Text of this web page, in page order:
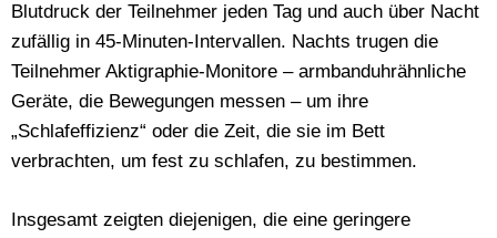
Blutdruck der Teilnehmer jeden Tag und auch über Nacht
zufällig in 45-Minuten-Intervallen. Nachts trugen die
Teilnehmer Aktigraphie-Monitore – armbanduhrähnliche
Geräte, die Bewegungen messen – um ihre
„Schlafeffizienz“ oder die Zeit, die sie im Bett
verbrachten, um fest zu schlafen, zu bestimmen.
Insgesamt zeigten diejenigen, die eine geringere